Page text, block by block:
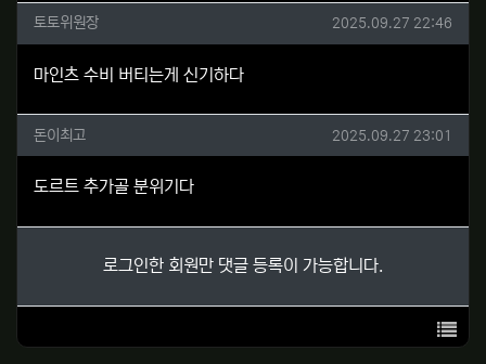
토토위원장님의 댓글
토토위원장 작성일
2025.09.27 22:46
마인츠 수비 버티는게 신기하다
돈이최고님의 댓글
돈이최고 작성일
2025.09.27 23:01
도르트 추가골 분위기다
로그인한 회원만 댓글 등록이 가능합니다.
목록